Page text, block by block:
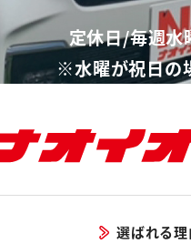
定休日/毎週
※水曜が祝日の
選ばれる理